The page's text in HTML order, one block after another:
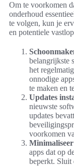
Om te voorkomen
onderhoud
te volgen, kun je
en potentiele
belangrijkste
het
onnodige
te maken en
Updates
nieuwste
updates
voorkomen
apps dat op
beperkt. Sluit